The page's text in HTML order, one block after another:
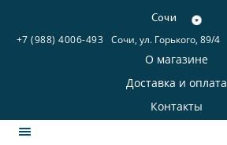
Сочи
+7 (988) 4006-493 Сочи, ул. Горького, 89/4
О магазине
Доставка и оплата
Контакты